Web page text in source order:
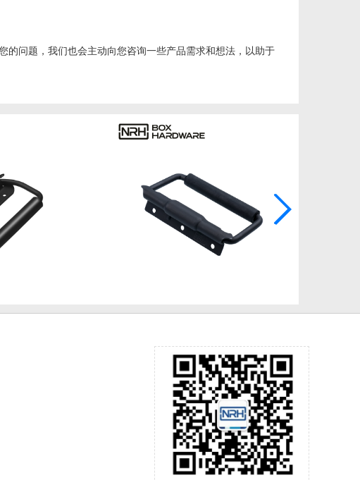
问题，我们也会主动向您咨询一些产品需求和想法，以助于